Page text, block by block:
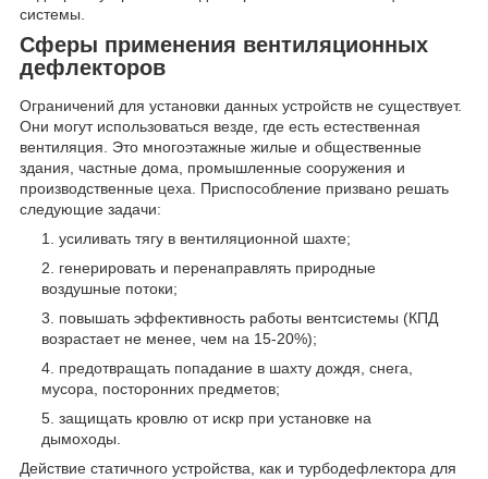
системы.
Сферы применения вентиляционных
дефлекторов
Ограничений для установки данных устройств не существует.
Они могут использоваться везде, где есть естественная
вентиляция. Это многоэтажные жилые и общественные
здания, частные дома, промышленные сооружения и
производственные цеха. Приспособление призвано решать
следующие задачи:
усиливать тягу в вентиляционной шахте;
генерировать и перенаправлять природные
воздушные потоки;
повышать эффективность работы вентсистемы (КПД
возрастает не менее, чем на 15-20%);
предотвращать попадание в шахту дождя, снега,
мусора, посторонних предметов;
защищать кровлю от искр при установке на
дымоходы.
Действие статичного устройства, как и турбодефлектора для